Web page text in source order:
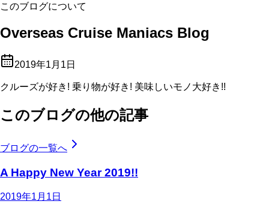
このブログについて
Overseas Cruise Maniacs Blog
2019年1月1日
クルーズが好き! 乗り物が好き! 美味しいモノ大好き!!
このブログの他の記事
ブログの一覧へ
A Happy New Year 2019!!
2019年1月1日